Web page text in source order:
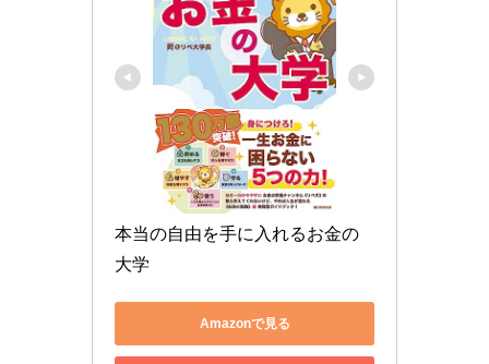
本当の自由を手に入れるお金の
大学
Amazonで見る